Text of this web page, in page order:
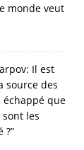
monde veut
Il est
source des
échappé que
les
?”